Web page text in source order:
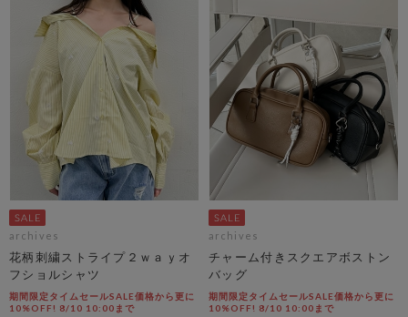
archives
花柄刺繍ストライプ２ｗａｙオ
フショルシャツ
期間限定タイムセールSALE価格から更に
10%OFF! 8/10 10:00まで
archives
チャーム付きスクエアボストン
バッグ
期間限定タイムセールSALE価格から更に
10%OFF! 8/10 10:00まで